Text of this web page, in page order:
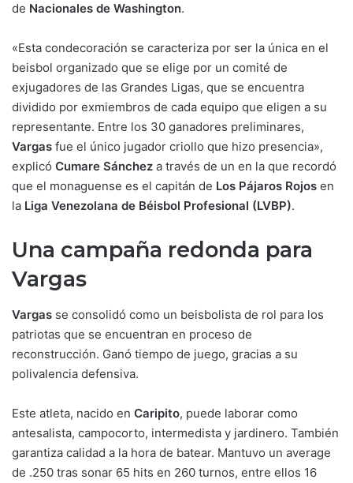
de Nacionales de Washington.
«Esta condecoración se caracteriza por ser la única en el
beisbol organizado que se elige por un comité de
exjugadores de las Grandes Ligas, que se encuentra
dividido por exmiembros de cada equipo que eligen a su
representante. Entre los 30 ganadores preliminares,
Vargas fue el único jugador criollo que hizo presencia»,
explicó Cumare Sánchez a través de un en la que recordó
que el monaguense es el capitán de Los Pájaros Rojos en
la Liga Venezolana de Béisbol Profesional (LVBP).
Una campaña redonda para
Vargas
Vargas se consolidó como un beisbolista de rol para los
patriotas que se encuentran en proceso de
reconstrucción. Ganó tiempo de juego, gracias a su
polivalencia defensiva.
Este atleta, nacido en Caripito, puede laborar como
antesalista, campocorto, intermedista y jardinero. También
garantiza calidad a la hora de batear. Mantuvo un average
de .250 tras sonar 65 hits en 260 turnos, entre ellos 16